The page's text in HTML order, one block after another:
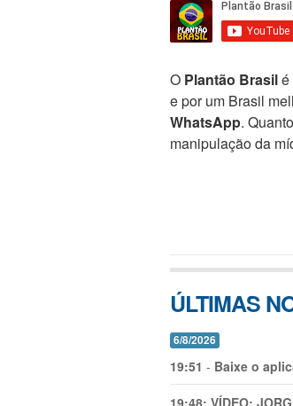
O Plantão Brasilé
e por um Brasil
WhatsApp.
manipulação da
ÚLTIMAS
6/8/2026
19:51 - Baixe o
19:48: VÍDEO: